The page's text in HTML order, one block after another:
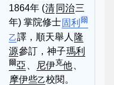
1864年 (清 同治三
年) 掌院修士固利 爾
乙譯，順天舉人 隆
源參訂，神子瑪利
爾亞 尼伊克他
摩伊些乙校閱。